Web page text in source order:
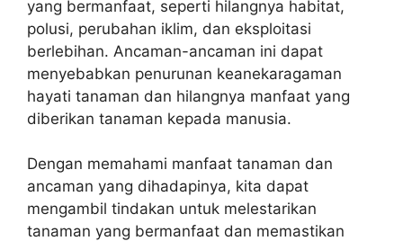
yang bermanfaat, seperti hilangnya habitat,
polusi, perubahan iklim, dan eksploitasi
berlebihan. Ancaman-ancaman ini dapat
menyebabkan penurunan keanekaragaman
hayati tanaman dan hilangnya manfaat yang
diberikan tanaman kepada manusia.
Dengan memahami manfaat tanaman dan
ancaman yang dihadapinya, kita dapat
mengambil tindakan untuk melestarikan
tanaman yang bermanfaat dan memastikan